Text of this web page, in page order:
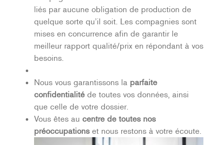
liés par aucune obligation de production de
quelque sorte qu’il soit. Les compagnies sont
mises en concurrence afin de garantir le
meilleur rapport qualité/prix en répondant à vos
besoins.
Nous vous garantissons la parfaite
confidentialité de toutes vos données, ainsi
que celle de votre dossier.
Vous êtes au centre de toutes nos
préoccupationset nous restons à votre écoute.